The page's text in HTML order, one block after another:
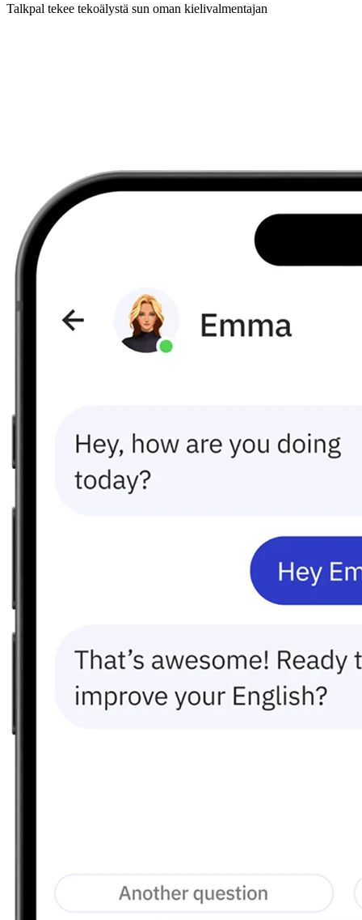
Talkpal tekee tekoälystä sun oman kielivalmentajan